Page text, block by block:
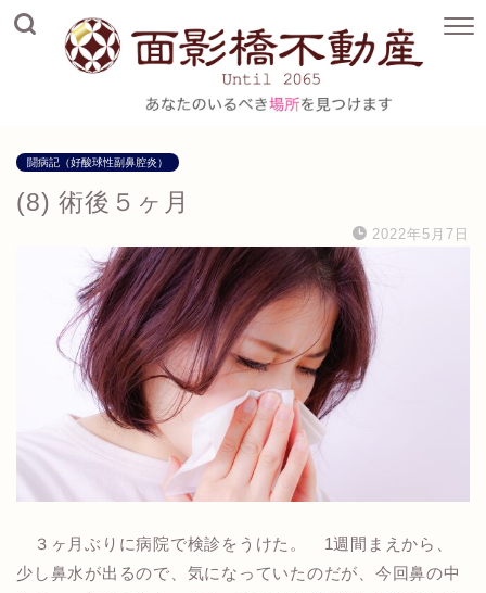
闘病記（好酸球性副鼻腔炎）
(8) 術後５ヶ月
2022年5月7日
３ヶ月ぶりに病院で検診をうけた。 1週間まえから、
少し鼻水が出るので、気になっていたのだが、今回鼻の中